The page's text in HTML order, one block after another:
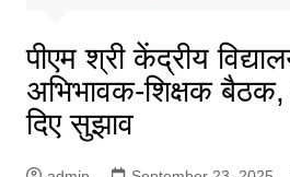
पीएम श्री केंद्रीय
अभिभावक-शिक्षक
दिए सुझाव